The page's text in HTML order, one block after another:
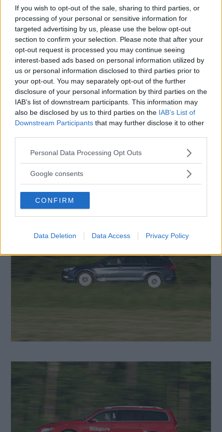
If you wish to opt-out of the sale, sharing to third parties, or
processing of your personal or sensitive information for
targeted advertising by us, please use the below opt-out
section to confirm your selection. Please note that after your
opt-out request is processed you may continue seeing
interest-based ads based on personal information utilized by
us or personal information disclosed to third parties prior to
your opt-out. You may separately opt-out of the further
disclosure of your personal information by third parties on the
IAB’s list of downstream participants. This information may
also be disclosed by us to third parties on the IAB’s List of
Downstream Participants that may further disclose it to other
Please note that this website/app uses one or more Google
not limited to your visit or usage behaviour. You may click to
use your data for below specified purposes in below Google
consent section.
Personal Data Processing Opt Outs
Google consents
CONFIRM
Data Deletion Data Access Privacy Policy
Läs hela duellen mellan Citroën C5 Tourer och Volvo
V70 i Vi Bilägare 13/09.